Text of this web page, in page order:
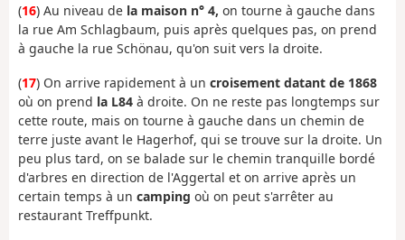
(16) Au niveau de la maison n° 4, on tourne à gauche dans
la rue Am Schlagbaum, puis après quelques pas, on prend
à gauche la rue Schönau, qu'on suit vers la droite.
(17) On arrive rapidement à un croisement datant de 1868
où on prend la L84 à droite. On ne reste pas longtemps sur
cette route, mais on tourne à gauche dans un chemin de
terre juste avant le Hagerhof, qui se trouve sur la droite. Un
peu plus tard, on se balade sur le chemin tranquille bordé
d'arbres en direction de l'Aggertal et on arrive après un
certain temps à un camping où on peut s'arrêter au
restaurant Treffpunkt.